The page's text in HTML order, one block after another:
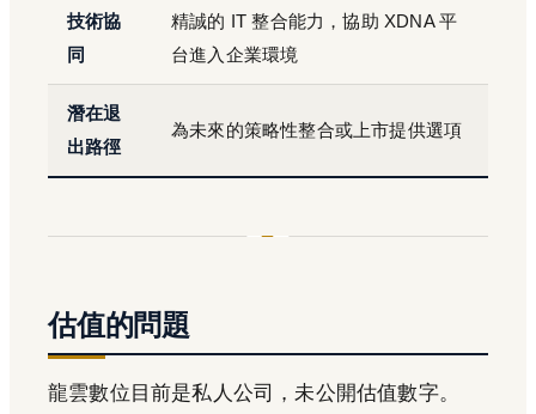
技術協
同
精誠的 IT 整合能力，協助 XDNA 平
台進入企業環境
潛在退
出路徑
為未來的策略性整合或上市提供選項
估值的問題
龍雲數位目前是私人公司，未公開估值數字。